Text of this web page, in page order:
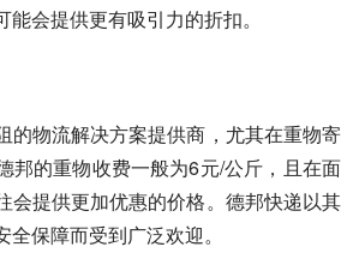
会提供更有吸引力的折扣。
的物流解决方案提供商，尤其在重物寄
邦的重物收费一般为6元/公斤，且在面
会提供更加优惠的价格。德邦快递以其
保障而受到广泛欢迎。